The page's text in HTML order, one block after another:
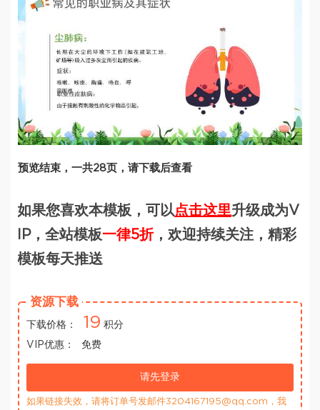
预览结束，一共28页，请下载后查看
如果您喜欢本模板，可以点击这里升级成为V
IP，全站模板一律5折，欢迎持续关注，精彩
模板每天推送
资源下载
下载价格： 19 积分
VIP优惠：
免费
请先登录
如果链接失效，请将订单号发邮件3204167195@qq.com，我